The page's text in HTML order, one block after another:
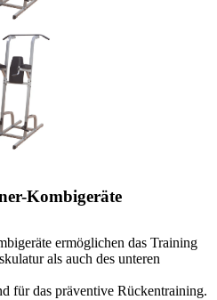
Kombigeräte
ermöglichen das Training
als auch des unteren
für das präventive Rückentraining.